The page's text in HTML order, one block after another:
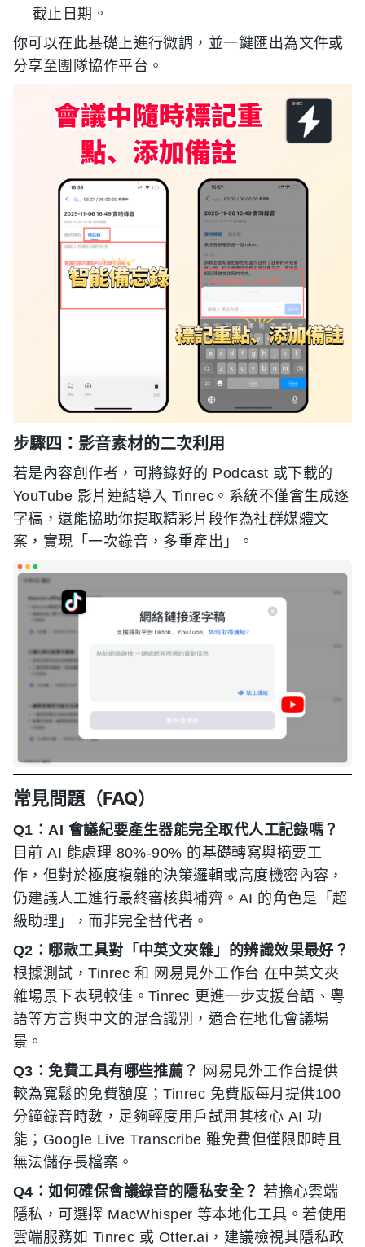
截止日期。
你可以在此基礎上進行微調，並一鍵匯出為文件或
分享至團隊協作平台。
步驟四：影音素材的二次利用
若是內容創作者，可將錄好的 Podcast 或下載的
YouTube 影片連結導入 Tinrec。系統不僅會生成逐
字稿，還能協助你提取精彩片段作為社群媒體文
案，實現「一次錄音，多重產出」。
常見問題（FAQ）
Q1：AI 會議紀要產生器能完全取代人工記錄嗎？
目前 AI 能處理 80%-90% 的基礎轉寫與摘要工
作，但對於極度複雜的決策邏輯或高度機密內容，
仍建議人工進行最終審核與補齊。AI 的角色是「超
級助理」，而非完全替代者。
Q2：哪款工具對「中英文夾雜」的辨識效果最好？
根據測試，Tinrec 和 网易見外工作台 在中英文夾
雜場景下表現較佳。Tinrec 更進一步支援台語、粵
語等方言與中文的混合識別，適合在地化會議場
景。
Q3：免費工具有哪些推薦？
网易見外工作台提供
較為寬鬆的免費額度；Tinrec 免費版每月提供100
分鐘錄音時數，足夠輕度用戶試用其核心 AI 功
能；Google Live Transcribe 雖免費但僅限即時且
無法儲存長檔案。
Q4：如何確保會議錄音的隱私安全？ 若擔心雲端
隱私，可選擇 MacWhisper 等本地化工具。若使用
雲端服務如 Tinrec 或 Otter.ai，建議檢視其隱私政